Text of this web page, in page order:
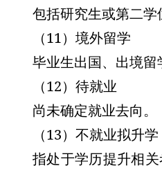
包括研究生或第二学
（11）境外留学
毕业生出国、出境留
（12）待就业
尚未确定就业去向。
（13）不就业拟升学
指处于学历提升相